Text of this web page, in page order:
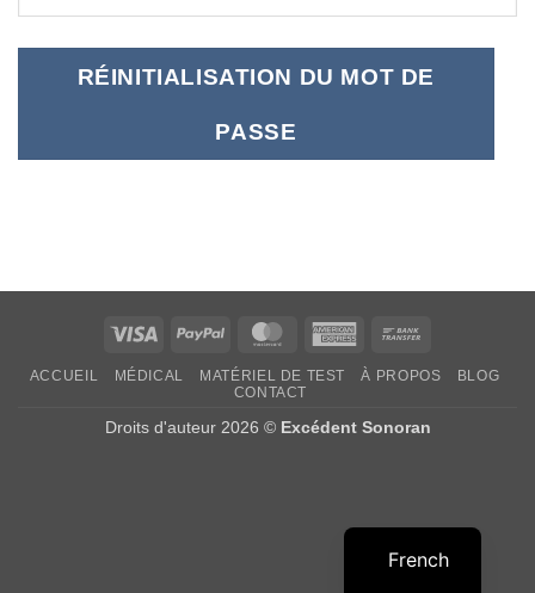
RÉINITIALISATION DU MOT DE
PASSE
Visa PayPal MasterCardAmerican
ACCUEIL MÉDICAL MATÉRIEL DE TEST À PROPOS
BLOG
CONTACT
Droits d'auteur 2026 © Excédent Sonoran
French